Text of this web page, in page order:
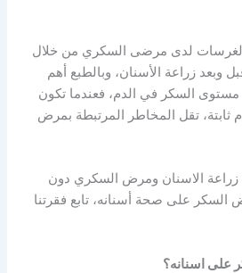
لدى مرضى السكري من خلال
وبعد زراعة الأسنان، وبالطبع أهم
السكر في الدم، فعندما تكون
تقل المخاطر المرتبطة بمرض
عن زراعة الاسنان ومرض السكري دون
على صحة أسنانه، تابع فقرتنا
على اسنانه؟